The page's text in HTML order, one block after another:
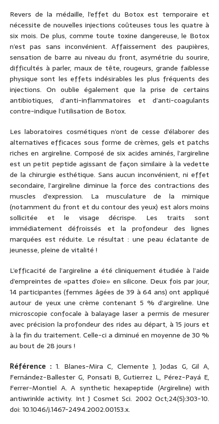
Revers de la médaille, l’effet du Botox est temporaire et
nécessite de nouvelles injections coûteuses tous les quatre à
six mois. De plus, comme toute toxine dangereuse, le Botox
n’est pas sans inconvénient. Affaissement des paupières,
sensation de barre au niveau du front, asymétrie du sourire,
difficultés à parler, maux de tête, rougeurs, grande faiblesse
physique sont les effets indésirables les plus fréquents des
injections. On oublie également que la prise de certains
antibiotiques, d’anti-inflammatoires et d’anti-coagulants
contre-indique l’utilisation de Botox.
Les laboratoires cosmétiques n’ont de cesse d’élaborer des
alternatives efficaces sous forme de crèmes, gels et patchs
riches en argireline. Composé de six acides aminés, l’argireline
est un petit peptide agissant de façon similaire à la vedette
de la chirurgie esthétique. Sans aucun inconvénient, ni effet
secondaire, l’argireline diminue la force des contractions des
muscles d’expression. La musculature de la mimique
(notamment du front et du contour des yeux) est alors moins
sollicitée et le visage décrispe. Les traits sont
immédiatement défroissés et la profondeur des lignes
marquées est réduite. Le résultat : une peau éclatante de
jeunesse, pleine de vitalité !
L’efficacité de l’argireline a été cliniquement étudiée à l’aide
d’empreintes de «pattes d’oie» en silicone. Deux fois par jour,
14 participantes (femmes âgées de 39 à 64 ans) ont appliqué
autour de yeux une crème contenant 5 % d’argireline. Une
microscopie confocale à balayage laser a permis de mesurer
avec précision la profondeur des rides au départ, à 15 jours et
à la fin du traitement. Celle-ci a diminué en moyenne de 30 %
au bout de 28 jours !
Référence :1. Blanes-Mira C, Clemente J, Jodas G, Gil A,
Fernández-Ballester G, Ponsati B, Gutierrez L, Pérez-Payá E,
Ferrer-Montiel A. A synthetic hexapeptide (Argireline) with
antiwrinkle activity. Int J Cosmet Sci. 2002 Oct;24(5):303-10.
doi: 10.1046/j.1467-2494.2002.00153.x.